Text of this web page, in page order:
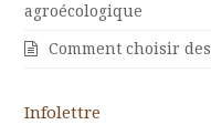
agroécologique
Comment choisir
Infolettre